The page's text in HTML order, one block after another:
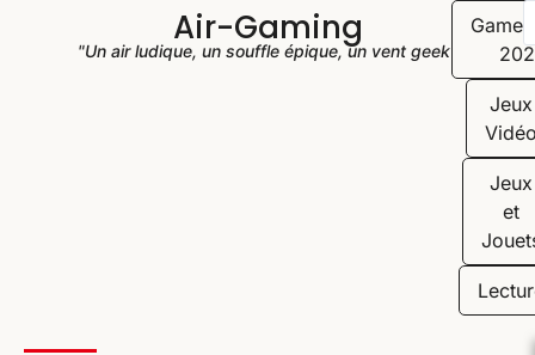
Air-Gaming
"Un air ludique, un souffle épique, un vent geek"
Jeux
Jeux
et